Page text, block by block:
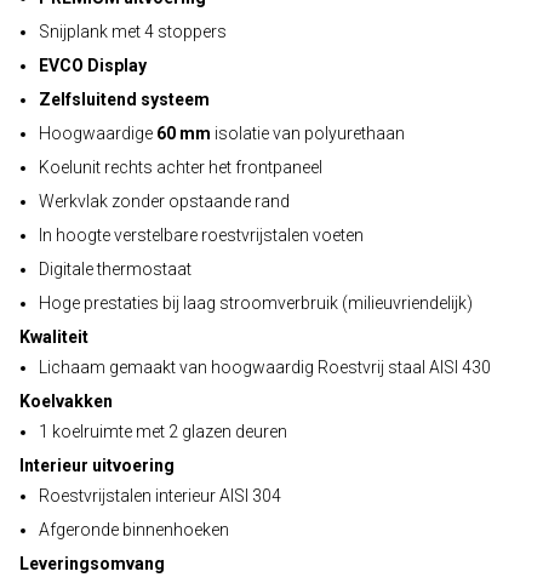
Snijplank met 4 stoppers
EVCO Display
Zelfsluitend systeem
Hoogwaardige 60 mm isolatie van polyurethaan
Koelunit rechts achter het frontpaneel
Werkvlak zonder opstaande rand
In hoogte verstelbare roestvrijstalen voeten
Digitale thermostaat
Hoge prestaties bij laag stroomverbruik (milieuvriendelijk)
Kwaliteit
Lichaam gemaakt van hoogwaardig Roestvrij staal AISI 430
Koelvakken
1 koelruimte met 2 glazen deuren
Interieur uitvoering
Roestvrijstalen interieur AISI 304
Afgeronde binnenhoeken
Leveringsomvang